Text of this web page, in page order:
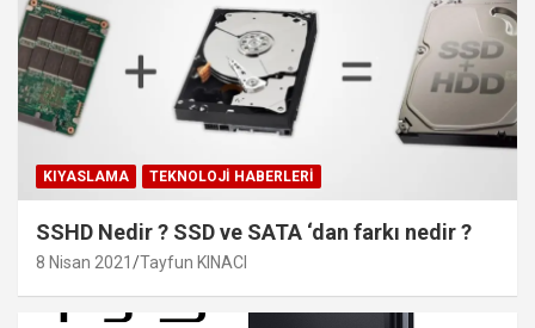
KIYASLAMA TEKNOLOJI HABERLERI
SSHD Nedir ? SSD ve SATA ‘dan farkı nedir ?
8 Nisan 2021 Tayfun KINACI